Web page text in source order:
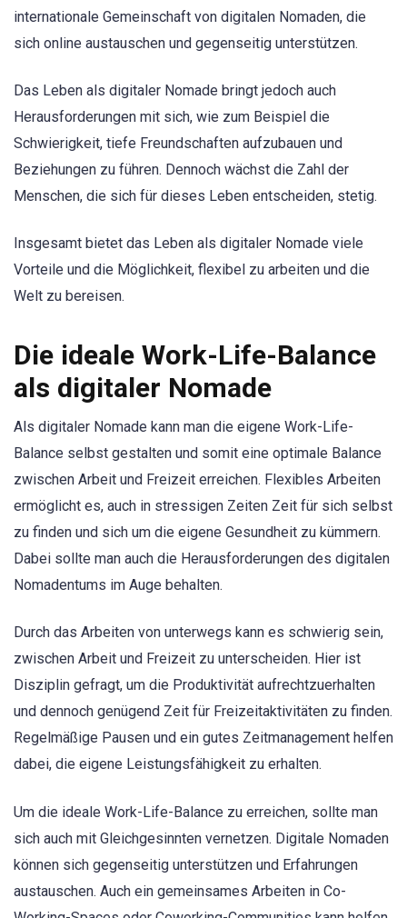
internationale Gemeinschaft von digitalen Nomaden, die
sich online austauschen und gegenseitig unterstützen.
Das Leben als digitaler Nomade bringt jedoch auch
Herausforderungen mit sich, wie zum Beispiel die
Schwierigkeit, tiefe Freundschaften aufzubauen und
Beziehungen zu führen. Dennoch wächst die Zahl der
Menschen, die sich für dieses Leben entscheiden, stetig.
Insgesamt bietet das Leben als digitaler Nomade viele
Vorteile und die Möglichkeit, flexibel zu arbeiten und die
Welt zu bereisen.
Die ideale Work-Life-Balance
als digitaler Nomade
Als digitaler Nomade kann man die eigene Work-Life-
Balance selbst gestalten und somit eine optimale Balance
zwischen Arbeit und Freizeit erreichen. Flexibles Arbeiten
ermöglicht es, auch in stressigen Zeiten Zeit für sich selbst
zu finden und sich um die eigene Gesundheit zu kümmern.
Dabei sollte man auch die Herausforderungen des digitalen
Nomadentums im Auge behalten.
Durch das Arbeiten von unterwegs kann es schwierig sein,
zwischen Arbeit und Freizeit zu unterscheiden. Hier ist
Disziplin gefragt, um die Produktivität aufrechtzuerhalten
und dennoch genügend Zeit für Freizeitaktivitäten zu finden.
Regelmäßige Pausen und ein gutes Zeitmanagement helfen
dabei, die eigene Leistungsfähigkeit zu erhalten.
Um die ideale Work-Life-Balance zu erreichen, sollte man
sich auch mit Gleichgesinnten vernetzen. Digitale Nomaden
können sich gegenseitig unterstützen und Erfahrungen
austauschen. Auch ein gemeinsames Arbeiten in Co-